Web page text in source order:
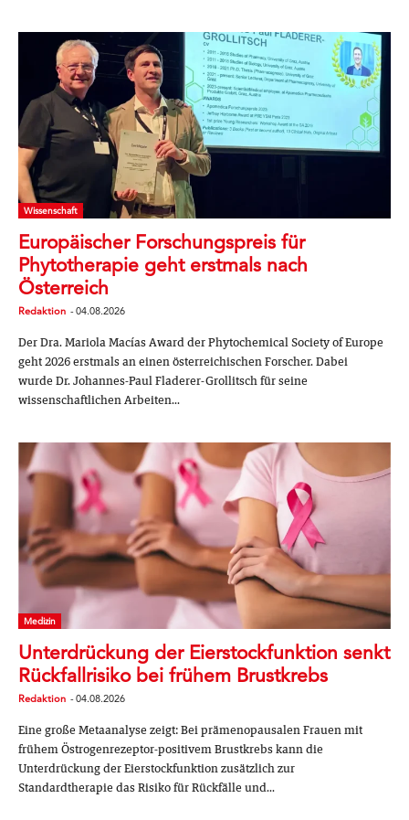
Wissenschaft
Europäischer Forschungspreis für
Phytotherapie geht erstmals nach
Österreich
Redaktion -04.08.2026
Der Dra. Mariola Macías Award der Phytochemical Society of Europe
geht 2026 erstmals an einen österreichischen Forscher. Dabei
wurde Dr. Johannes-Paul Fladerer-Grollitsch für seine
wissenschaftlichen Arbeiten...
Medizin
Unterdrückung der Eierstockfunktion senkt
Rückfallrisiko bei frühem Brustkrebs
Redaktion -04.08.2026
Eine große Metaanalyse zeigt: Bei prämenopausalen Frauen mit
frühem Östrogenrezeptor-positivem Brustkrebs kann die
Unterdrückung der Eierstockfunktion zusätzlich zur
Standardtherapie das Risiko für Rückfälle und...